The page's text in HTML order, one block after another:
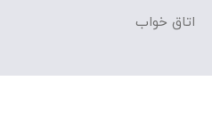
اتاق خواب